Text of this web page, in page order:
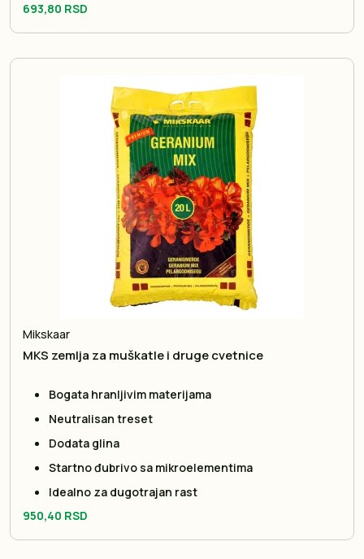
693,80 RSD
Mikskaar
MKS zemlja za muškatle i druge cvetnice
Bogata hranljivim materijama
Neutralisan treset
Dodata glina
Startno đubrivo sa mikroelementima
Idealno za dugotrajan rast
950,40 RSD